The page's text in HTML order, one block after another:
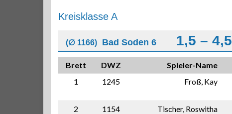
Kreisklasse A
(∅ 1166) Bad Soden 6 1,5 – 4,5
Brett DWZ Spieler-Name
1
1245 Froß, Kay
2 1154 Tischer, Roswitha